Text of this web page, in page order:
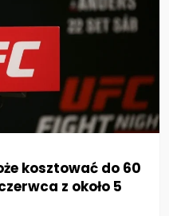
kosztować do 60
z około 5